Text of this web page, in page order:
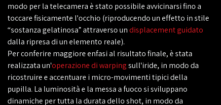
modo per la telecamera è stato possibile avvicinarsi fino a
toccare fisicamente l'occhio (riproducendo un effetto in stile
“sostanza gelatinosa” attraverso undisplacement guidato
dalla ripresa di un elemento reale).
Per conferire maggiore enfasi al risultato finale, è stata
realizzata un'operazione di warpingsull'iride, in modo da
ricostruire e accentuare i micro-movimenti tipici della
pupilla. La luminosità e la messa a fuoco si sviluppano
dinamiche per tutta la durata dello shot, in modo da